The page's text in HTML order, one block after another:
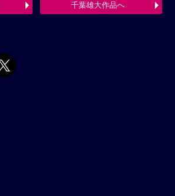
千葉雄大作品へ